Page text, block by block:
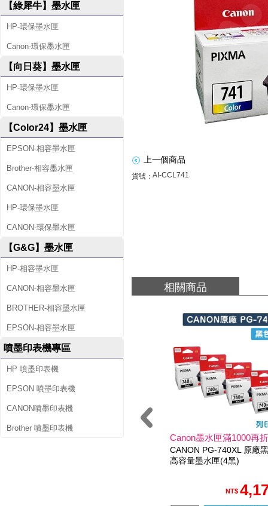
C
L
7
4
1
原
廠
彩
色
墨
水
匣
【綠犀牛】墨水匣
HP-環保墨水匣
Canon-環保墨水匣
【向日葵】墨水匣
HP-環保墨水匣
Canon-環保墨水匣
【Color24】墨水匣
EPSON-相容墨水匣
Brother-相容墨水匣
CANON-相容墨水匣
HP-環保墨水匣
CANON-環保墨水匣
【G&G】墨水匣
HP-相容墨水匣
CANON-相容墨水匣
BROTHER-相容墨水匣
EPSON-相容墨水匣
噴墨印表機專區
HP 噴墨印表機
EPSON 噴墨印表機
CANON噴墨印表機
Brother 噴墨印表機
上一個商品
貨號：AI-CCL741
相關商品
Canon墨水匣滿1000再
CANON PG-740XL 原廠
高容量墨水匣(4黑)
NT$